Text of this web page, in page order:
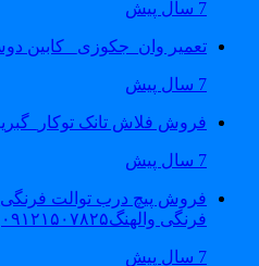
تعمیر وان_جکوزی_ کابین دوش۸۸۰۴۲۱۷۴
فروش فلاش تانک توکار_گبریت۸۸۰۴۲۱۷۴
فروش پیچ درب توالت
فرنگی والهنگ۰۹۱۲۱۵۰۷۸۲۵